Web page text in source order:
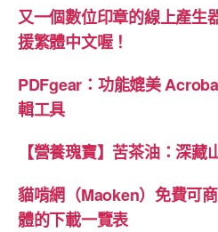
又一個數位印章的線上產生
援繁體中文喔！
PDFgear：功能媲美
輯工具
【營養瑰寶】苦茶油：深藏
貓啃網（Maoken）免費可
體的下載一覽表